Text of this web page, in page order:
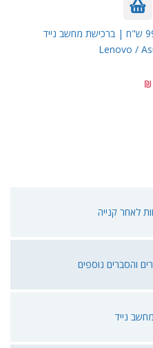
עכבר אלחוטי למחשב נייד ב -99 ש"ח | ברכישת מחשב נייד
Lenovo /
לאחר קנייה
והסברים נוספים
נייד